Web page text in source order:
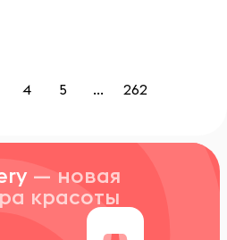
4 5 ... 262
— новая
красоты